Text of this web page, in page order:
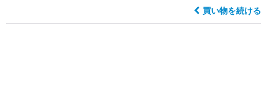
買い物を続ける